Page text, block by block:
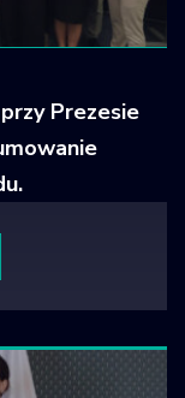
Prezesie